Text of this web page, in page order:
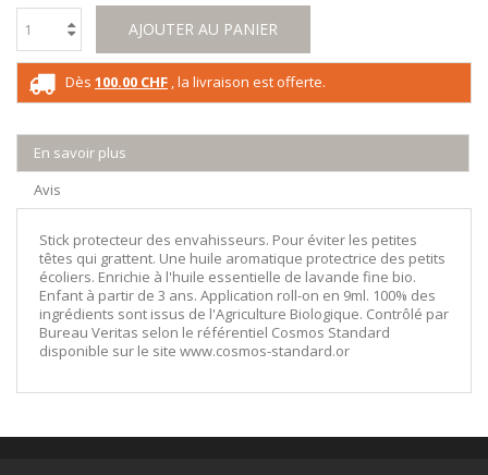
AJOUTER AU PANIER
Dès 100.00 CHF , la livraison est offerte.
En savoir plus
Avis
Stick protecteur des envahisseurs. Pour éviter les petites
têtes qui grattent. Une huile aromatique protectrice des petits
écoliers. Enrichie à l'huile essentielle de lavande fine bio.
Enfant à partir de 3 ans. Application roll-on en 9ml. 100% des
ingrédients sont issus de l'Agriculture Biologique. Contrôlé par
Bureau Veritas selon le référentiel Cosmos Standard
disponible sur le site www.cosmos-standard.or